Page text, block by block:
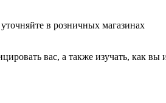
в розничных магазинах
вас, а также изучать, как вы